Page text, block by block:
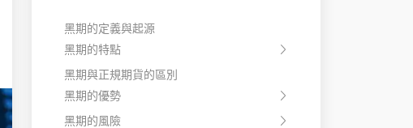
黑期的定義與起源
黑期的特點
黑期與正規期貨的區別
黑期的優勢
黑期的風險